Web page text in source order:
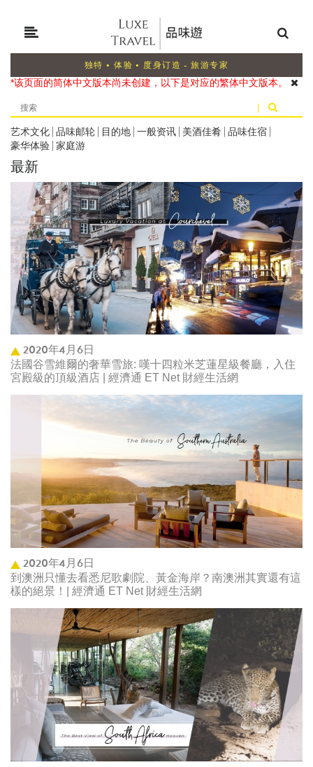
独特 • 体验 • 度身订造 - 旅游专家
*该页面的简体中文版本尚未创建，以下是对应的繁体中文版本。
|
艺术文化 | 品味邮轮 | 目的地 | 一般资讯 | 美酒佳肴 | 品味住宿 |
豪华体验 | 家庭游
最新
2020年4月6日
法國谷雪維爾的奢華雪旅: 嘆十四粒米芝蓮星級餐廳，入住
宮殿級的頂級酒店 | 經濟通 ET Net 財經生活網
2020年4月6日
到澳洲只懂去看悉尼歌劇院、黃金海岸？南澳洲其實還有這
樣的絕景！| 經濟通 ET Net 財經生活網